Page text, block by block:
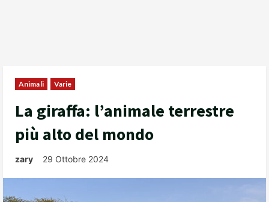
Animali Varie
La giraffa: l’animale terrestre
più alto del mondo
zary 29 Ottobre 2024